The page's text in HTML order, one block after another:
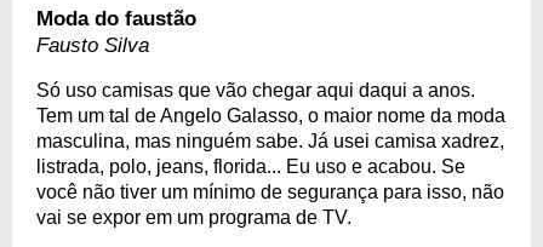
Moda do faustão
Fausto Silva
Só uso camisas que vão chegar aqui daqui a anos.
Tem um tal de Angelo Galasso, o maior nome da moda
masculina, mas ninguém sabe. Já usei camisa xadrez,
listrada, polo, jeans, florida... Eu uso e acabou. Se
você não tiver um mínimo de segurança para isso, não
vai se expor em um programa de TV.